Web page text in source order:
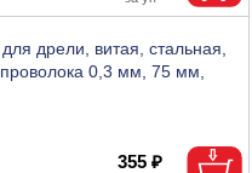
дрели, витая, стальная,
0,3 мм, 75 мм,
355 ₽